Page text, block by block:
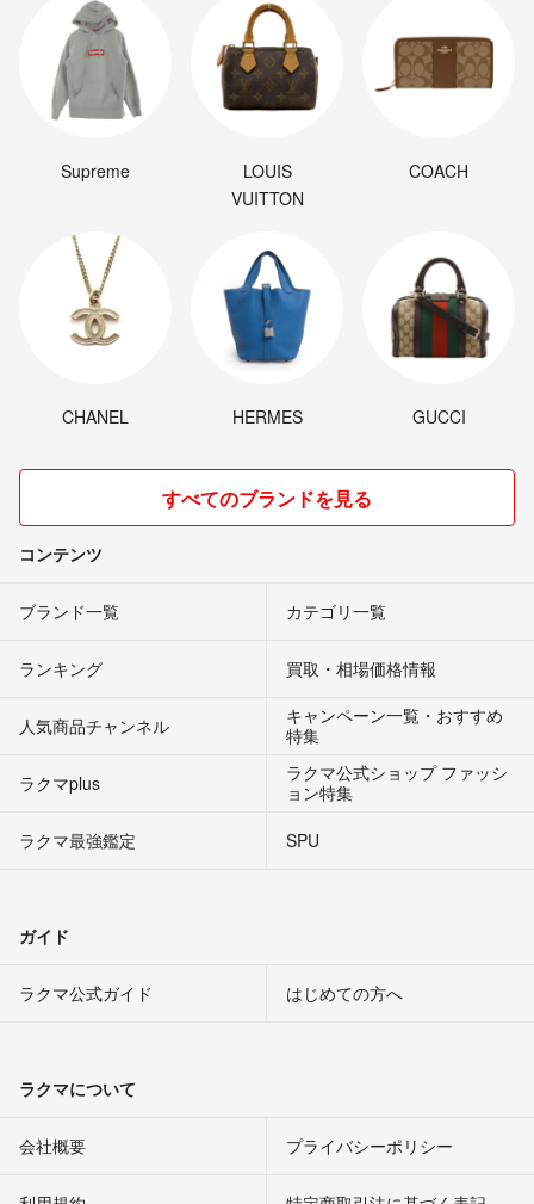
Supreme
LOUIS
VUITTON
COACH
CHANEL HERMES GUCCI
すべてのブランドを見る
コンテンツ
ブランド一覧 カテゴリ一覧
ランキング 買取・相場価格情報
人気商品チャンネル
キャンペーン一覧・おすすめ
特集
ラクマplus
ラクマ公式ショップ ファッシ
ョン特集
ラクマ最強鑑定
SPU
ガイド
ラクマ公式ガイド はじめての方へ
ラクマについて
会社概要 プライバシーポリシー